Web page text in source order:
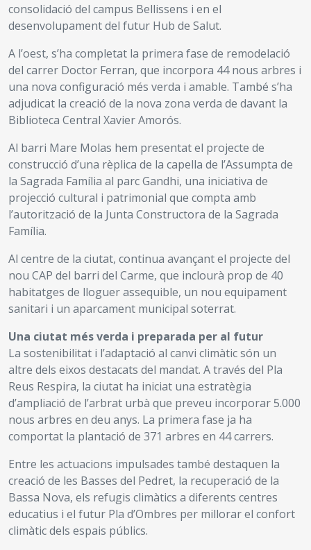
consolidació del campus Bellissens i en el
desenvolupament del futur Hub de Salut.
A l’oest, s’ha completat la primera fase de remodelació
del carrer Doctor Ferran, que incorpora 44 nous arbres i
una nova configuració més verda i amable. També s’ha
adjudicat la creació de la nova zona verda de davant la
Biblioteca Central Xavier Amorós.
Al barri Mare Molas hem presentat el projecte de
construcció d’una rèplica de la capella de l’Assumpta de
la Sagrada Família al parc Gandhi, una iniciativa de
projecció cultural i patrimonial que compta amb
l’autorització de la Junta Constructora de la Sagrada
Família.
Al centre de la ciutat, continua avançant el projecte del
nou CAP del barri del Carme, que inclourà prop de 40
habitatges de lloguer assequible, un nou equipament
sanitari i un aparcament municipal soterrat.
Una ciutat més verda i preparada per al futur
La sostenibilitat i l’adaptació al canvi climàtic són un
altre dels eixos destacats del mandat. A través del Pla
Reus Respira, la ciutat ha iniciat una estratègia
d’ampliació de l’arbrat urbà que preveu incorporar 5.000
nous arbres en deu anys. La primera fase ja ha
comportat la plantació de 371 arbres en 44 carrers.
Entre les actuacions impulsades també destaquen la
creació de les Basses del Pedret, la recuperació de la
Bassa Nova, els refugis climàtics a diferents centres
educatius i el futur Pla d’Ombres per millorar el confort
climàtic dels espais públics.